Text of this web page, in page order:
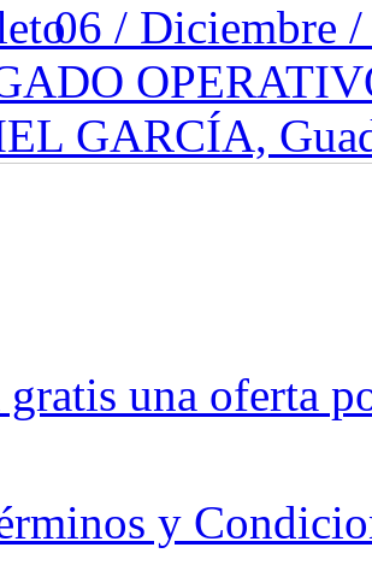
06 / Diciembre
GARCÍA,
gratis una oferta
y